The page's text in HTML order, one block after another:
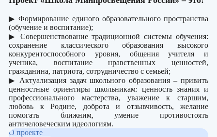
▶ Формирование единого образовательного пространства
(обучение и воспитание);
▶ Совершенствование традиционной системы обучения:
сохранение классического образования высокого
конкурентоспособного уровня, общения учителя и
ученика, воспитание нравственных ценностей,
гражданина, патриота, сотрудничество с семьей;
▶ Актуализация задач школьного образования – привить
ценностные ориентиры школьникам: ценность знания и
профессионального мастерства, уважение к старшим,
любовь к Родине, доброта и отзывчивость, желание
помогать ближним, умение противостоять
античеловеческим идеологиям.
О проекте